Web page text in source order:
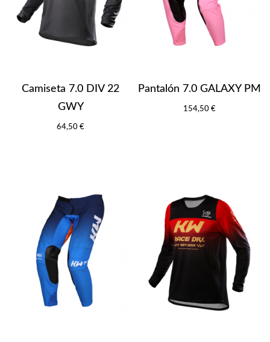
Camiseta 7.0 DIV 22
GWY
64,50 €
Pantalón 7.0 GALAXY PM
154,50 €